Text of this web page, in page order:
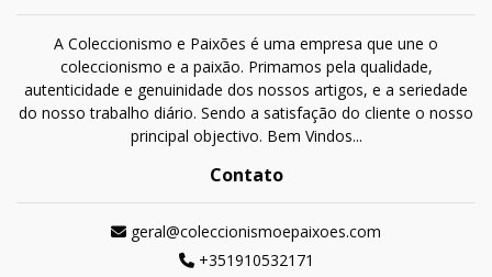
A Coleccionismo e Paixões é uma empresa que une o
coleccionismo e a paixão. Primamos pela qualidade,
autenticidade e genuinidade dos nossos artigos, e a seriedade
do nosso trabalho diário. Sendo a satisfação do cliente o nosso
principal objectivo. Bem Vindos...
Contato
geral@coleccionismoepaixoes.com
+351910532171